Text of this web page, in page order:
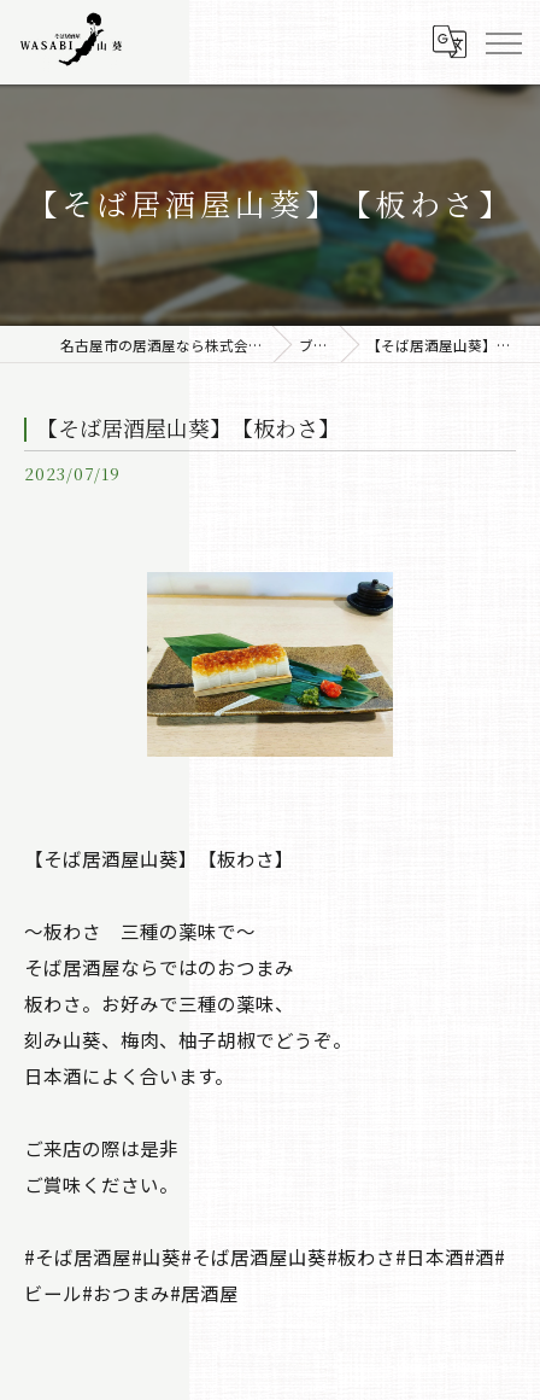
【そば居酒屋山葵】【板わさ】
名古屋市の居酒屋なら株式会社みちしるべ ブログ 【そば居酒屋山葵】【板わさ】
【そば居酒屋山葵】【板わさ】
2023/07/19
【そば居酒屋山葵】【板わさ】
〜板わさ 三種の薬味で〜
そば居酒屋ならではのおつまみ
板わさ。お好みで三種の薬味、
刻み山葵、梅肉、柚子胡椒でどうぞ。
日本酒によく合います。
ご来店の際は是非
ご賞味ください。
#そば居酒屋#山葵#そば居酒屋山葵#板わさ#日本酒#酒#
ビール#おつまみ#居酒屋